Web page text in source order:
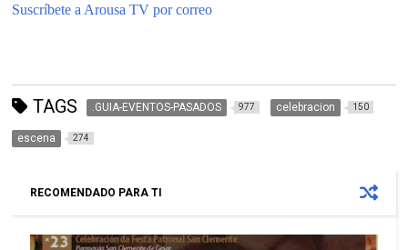
Suscríbete a Arousa TV por correo
TAGS .GUIA-EVENTOS-PASADOS 977 celebracion 150
escena 274
RECOMENDADO PARA TI